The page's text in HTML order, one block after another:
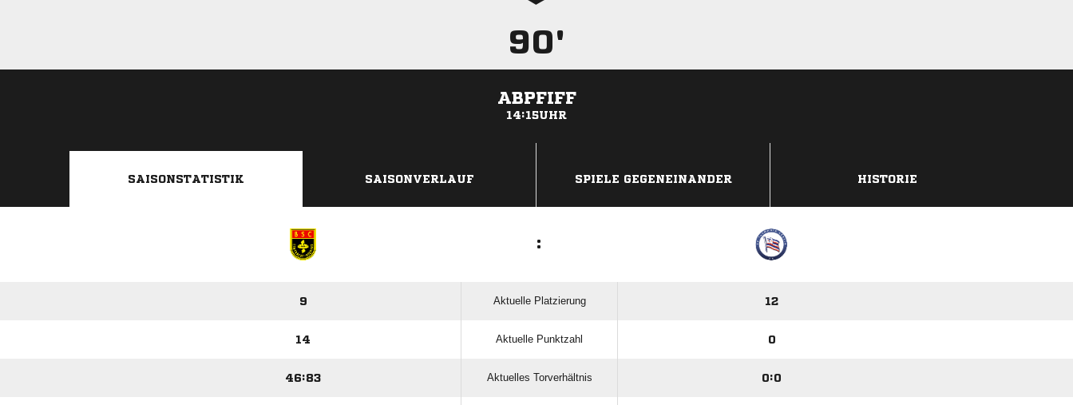
90'
ABPFIFF
14:15UHR
SAISONSTATISTIK SAISONVERLAUF SPIELE GEGENEINANDER HISTORIE
:
9 Aktuelle Platzierung 12
14 Aktuelle Punktzahl 0
46:83 Aktuelles Torverhältnis 0:0